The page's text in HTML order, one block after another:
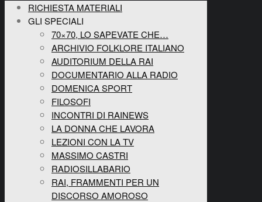
RICHIESTA MATERIALI
GLI SPECIALI
70×70, LO SAPEVATE CHE…
ARCHIVIO FOLKLORE ITALIANO
AUDITORIUM DELLA RAI
DOCUMENTARIO ALLA RADIO
DOMENICA SPORT
FILOSOFI
INCONTRI DI RAINEWS
LA DONNA CHE LAVORA
LEZIONI CON LA TV
MASSIMO CASTRI
RADIOSILLABARIO
RAI, FRAMMENTI PER UN
DISCORSO AMOROSO